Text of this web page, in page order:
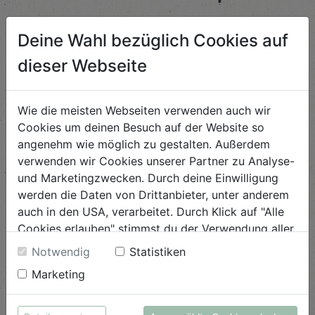
Fruchtiger Salat mit
Kaviarlimette
leicht
ANSEHEN
Spätsommerliche
Restepfanne
leicht
Deine Wahl bezüglich Cookies auf
dieser Webseite
Wie die meisten Webseiten verwenden auch wir
Cookies um deinen Besuch auf der Website so
angenehm wie möglich zu gestalten. Außerdem
verwenden wir Cookies unserer Partner zu Analyse-
und Marketingzwecken. Durch deine Einwilligung
werden die Daten von Drittanbieter, unter anderem
auch in den USA, verarbeitet. Durch Klick auf "Alle
Cookies erlauben" stimmst du der Verwendung aller
Cookies zu. Unter "Details anzeigen" findest du alle
Infos zu den unterschiedlichen Cookies, du kannst
auch entscheiden, welche Cookies du erlauben
möchtest.
Notwendig
Statistiken
Marketing